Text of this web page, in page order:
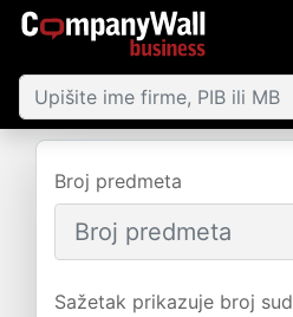
Broj predmeta
Sažetak prikazuje broj